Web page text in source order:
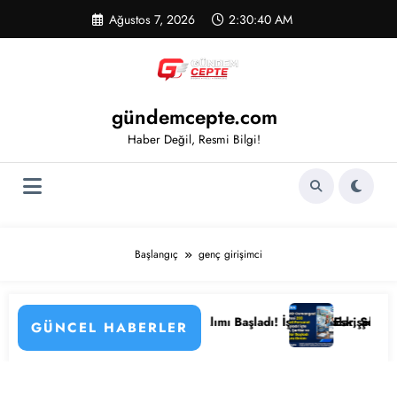
Ağustos 7, 2026 2:30:41 AM
gündemcepte.com
Haber Değil, Resmi Bilgi!
Başlangıç genç girişimci
GÜNCEL HABERLER
Detayları
Hastanesi Personel Alımı Başladı! İşte Kadrolar, Şehirler ve
Eskişehir